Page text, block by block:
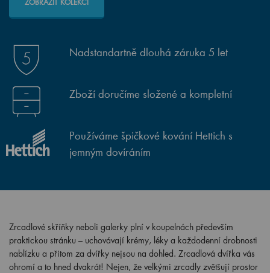
ZOBRAZIT KOLEKCI
Nadstandartně dlouhá záruka 5 let
Zboží doručíme složené a kompletní
Používáme špičkové kování Hettich s
jemným dovíráním
Zrcadlové skříňky neboli galerky plní v koupelnách především
praktickou stránku – uchovávají krémy, léky a každodenní drobnosti
nablízku a přitom za dvířky nejsou na dohled. Zrcadlová dvířka vás
ohromí a to hned dvakrát! Nejen, že velkými zrcadly zvětšují prostor